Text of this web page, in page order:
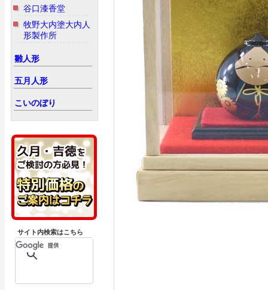
谷口漆香堂
牧野大内塗大内人
形製作所
雛人形
五月人形
こいのぼり
サイト内検索はこちら